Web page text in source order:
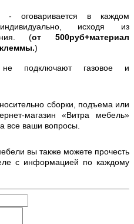
- оговаривается в каждом
исходя из
(от 500руб+материал
)
подключают газовое и
сборки, подъема или
магазин «Витра мебель»
все ваши вопросы.
вы также можете прочесть
с информацией по каждому